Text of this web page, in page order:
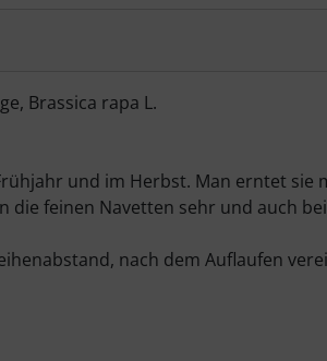
Brassica rapa L.
und im Herbst. Man erntet
feinen Navetten sehr und auch
nach dem Auflaufen